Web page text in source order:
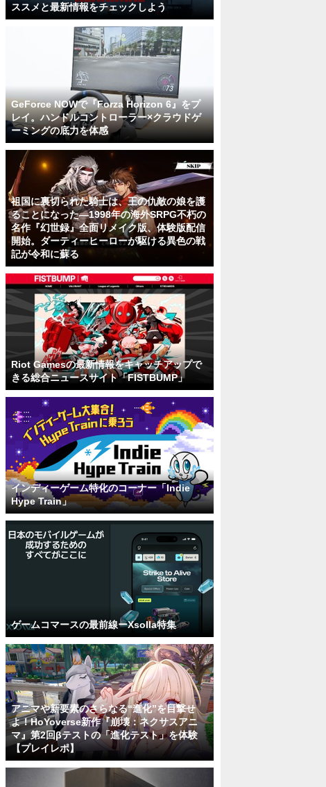
ススメと最新情報をチェックしよう
GeForce NOWで『Forza Horizon 6』をプ
レイ。ハンドルコントローラー×クラウドゲ
ーミングの底力を体感
祖国に裏切られた騎士は、王の仇敵の娘を護
ることになった―1998年の海外SRPG不朽の
名作『幻世録』全面リメイク版、体験版配信
開始。ダーティーヒーローが駆ける異色の戦
記が令和に蘇る
Riot Gamesの最新情報をキャッチアップで
きる総合ニュースサイト「FISTBUMP」
インディーゲーム特化のコーナー「Indie
Hype Train」
ゲームコマースの最前線ーXsolla特集
アニマや新要素のさらなる“進化”を目撃せ
よ！HoYoverse新作『崩壊：ネクサスアニ
マ』第2回βテストの「進化テスト」を体験
【プレイレポ】